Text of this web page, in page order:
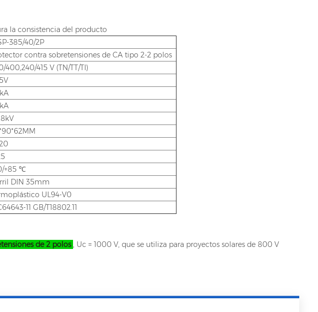
la consistencia del producto
385/40/2P
contra sobretensiones de CA tipo 2-2 polos
400,240/415 V (TN/TT/TI)
+85 ℃
DIN 35mm
UL94-V0
11 GB/T18802.11
de 2 polos, Uc = 1000 V, que se utiliza para proyectos solares de 800 V